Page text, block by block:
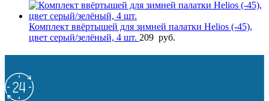
Комплект ввёртышей для зимней палатки Helios (-45),
цвет серый/зелёный, 4 шт. 209 руб.